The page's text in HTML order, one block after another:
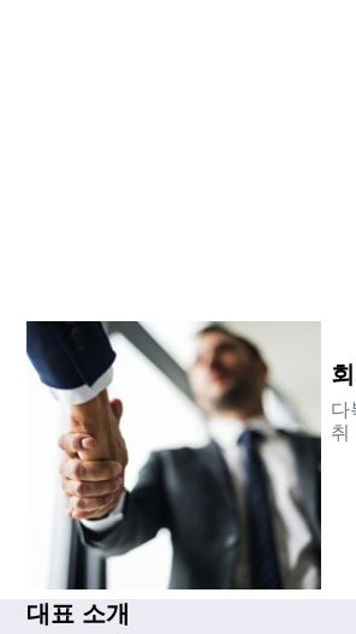
대표 소개
다
취